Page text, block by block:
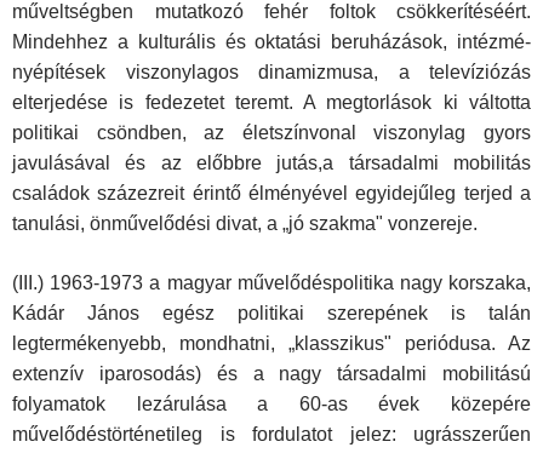
műveltségben mutatkozó fehér foltok csök­kerítéséért.
Mindehhez a kulturális és oktatási beruházások, intézmé­
nyépítések viszonylagos dinamizmusa, a televíziózás
elterjedése is fedezetet teremt. A megtorlások ki váltotta
politikai csöndben, az életszínvonal viszonylag gyors
javulásával és az előbbre jutás,a társadal­mi mobilitás
családok százezreit érintő élményével egyidejűleg ter­jed a
tanulási, önművelődési divat, a „jó szakma" vonzereje.
(III.) 1963-1973 a magyar művelődéspolitika nagy korszaka,
Ká­dár János egész politikai szerepének is talán
legtermékenyebb, mond­hatni, „klasszikus" periódusa. Az
extenzív iparosodás) és a nagy társa­dalmi mobilitású
folyamatok lezárulása a 60-as évek közepére
művelődéstörténetileg is fordulatot jelez: ugrásszerűen